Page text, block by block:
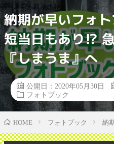
納期が早いフォ
短当日もあり⁉
『しまうま』へ
公開日：2020年05月30日
フォトブック
HOME フォトブック 納